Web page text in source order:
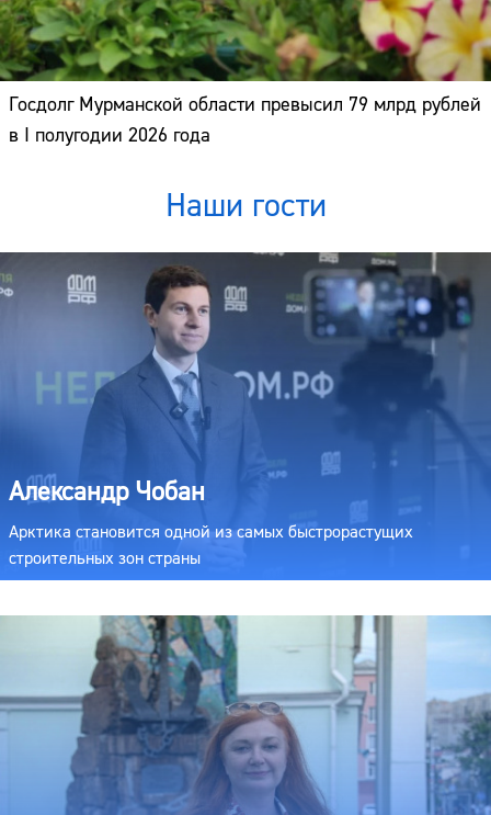
Госдолг Мурманской области превысил 79 млрд рублей
в I полугодии 2026 года
Наши гости
Александр Чобан
Арктика становится одной из самых быстрорастущих
строительных зон страны